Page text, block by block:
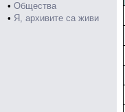
• Общества
• Я, архивите са живи